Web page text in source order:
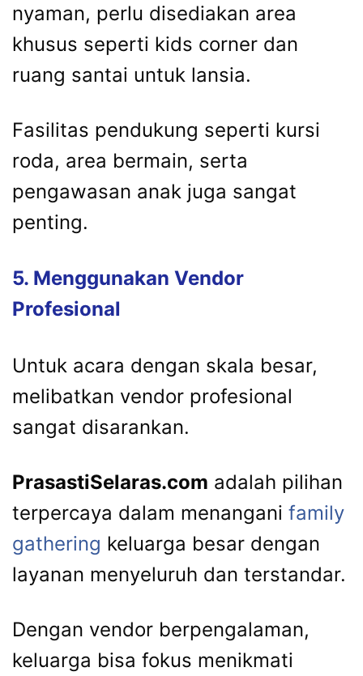
nyaman, perlu disediakan area
khusus seperti kids corner dan
ruang santai untuk lansia.
Fasilitas pendukung seperti kursi
roda, area bermain, serta
pengawasan anak juga sangat
penting.
5. Menggunakan Vendor
Profesional
Untuk acara dengan skala besar,
melibatkan vendor profesional
sangat disarankan.
PrasastiSelaras.com adalah pilihan
terpercaya dalam menangani family
gathering keluarga besar dengan
layanan menyeluruh dan terstandar.
Dengan vendor berpengalaman,
keluarga bisa fokus menikmati